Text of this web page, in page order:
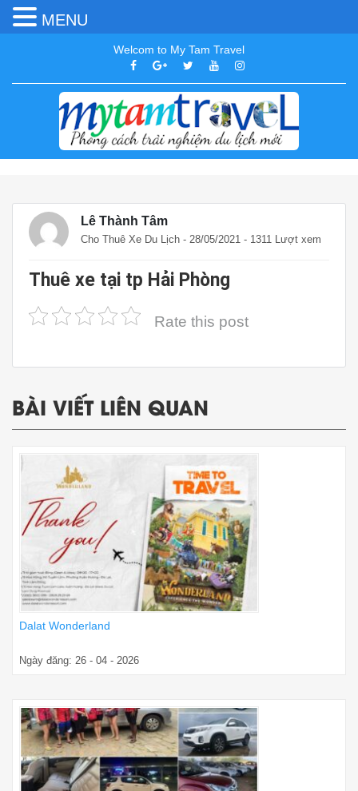
Welcom to My Tam Travel
Lê Thành Tâm
Cho Thuê Xe Du Lịch - 28/05/2021 - 1311 Lượt xem
Thuê xe tại tp Hải Phòng
Rate this post
BÀI VIẾT LIÊN QUAN
Dalat Wonderland
Ngày đăng: 26 - 04 - 2026
MENU